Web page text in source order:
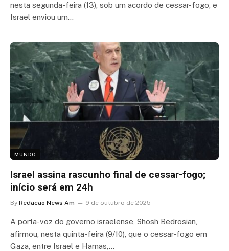
nesta segunda-feira (13), sob um acordo de cessar-fogo, e
Israel enviou um…
MUNDO
Israel assina rascunho final de cessar-fogo;
início será em 24h
By Redacao News Am 9 de outubro de 2025
A porta-voz do governo israelense, Shosh Bedrosian,
afirmou, nesta quinta-feira (9/10), que o cessar-fogo em
Gaza, entre Israel e Hamas,…